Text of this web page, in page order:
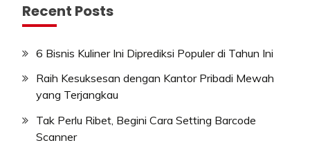
Recent Posts
6 Bisnis Kuliner Ini Diprediksi Populer di Tahun Ini
Raih Kesuksesan dengan Kantor Pribadi Mewah
yang Terjangkau
Tak Perlu Ribet, Begini Cara Setting Barcode
Scanner